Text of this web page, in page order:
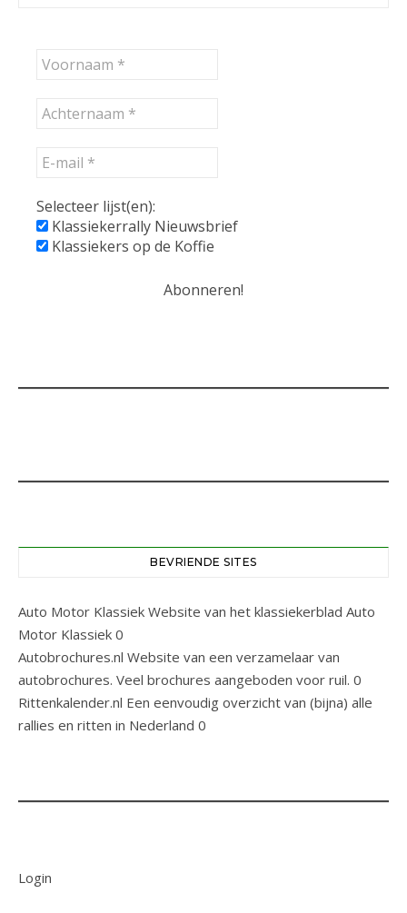
Selecteer lijst(en):
Klassiekerrally Nieuwsbrief
Klassiekers op de Koffie
BEVRIENDE SITES
Auto Motor Klassiek Website van het klassiekerblad Auto
Motor Klassiek 0
Autobrochures.nl Website van een verzamelaar van
autobrochures. Veel brochures aangeboden voor ruil. 0
Rittenkalender.nl Een eenvoudig overzicht van (bijna) alle
rallies en ritten in Nederland 0
Login